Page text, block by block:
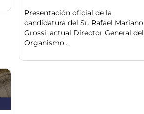
Presentación oficial de la
candidatura del Sr. Rafael Mariano
Grossi, actual Director General del
Organismo...